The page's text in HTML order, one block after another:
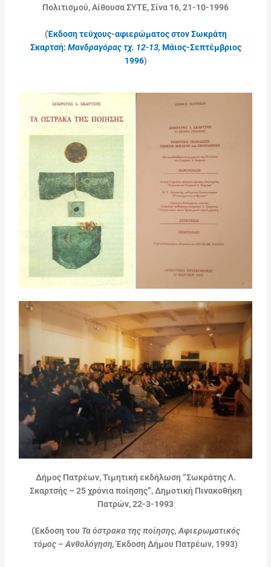
Πολιτισμού, Αίθουσα ΣΥΤΕ, Σίνα 16, 21-10-1996
(Έκδοση τεύχους-αφιερώματος στον Σωκράτη
Σκαρτσή: Μανδραγόρας τχ. 12-13, Μάιος-Σεπτέμβριος
1996)
Δήμος Πατρέων, Τιμητική εκδήλωση “Σωκράτης Λ.
Σκαρτσής – 25 χρόνια ποίησης”, Δημοτική Πινακοθήκη
Πατρών, 22-3-1993
(Έκδοση του Τα όστρακα της ποίησης, Αφιερωματικός
τόμος – Ανθολόγηση,Έκδοση Δήμου Πατρέων, 1993)